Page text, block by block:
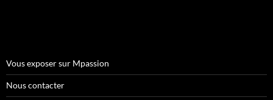
Vous exposer sur Mpassion
Nous contacter